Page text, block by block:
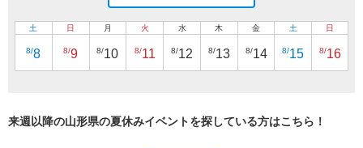
土
8/8
日
8/9
月
8/10
火
8/11
水
8/12
木
8/13
金
8/14
土
8/15
日
8/16
来週以降の山形県の夏休みイベントを探している方はこちら！